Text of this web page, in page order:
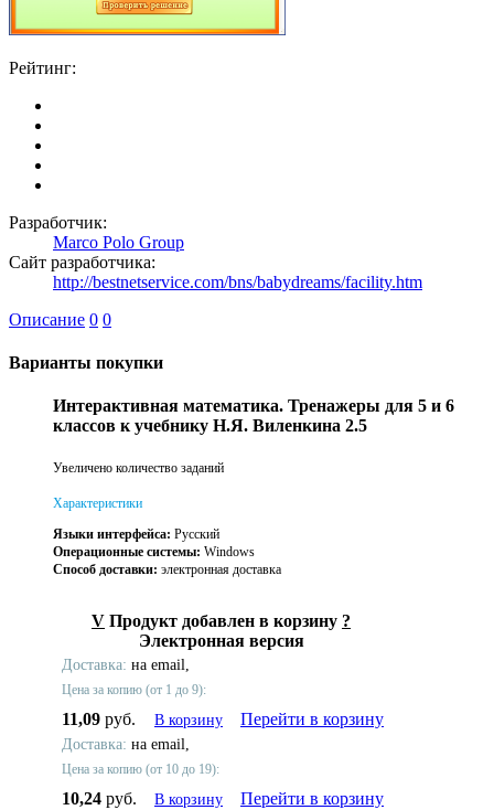
Рейтинг:
Разработчик:
Marco Polo Group
Сайт разработчика:
http://bestnetservice.com/bns/babydreams/facility.htm
Описание 0 0
Варианты покупки
Интерактивная математика. Тренажеры для 5 и 6
классов к учебнику Н.Я. Виленкина 2.5
Увеличено количество заданий
Характеристики
Языки интерфейса: Русский
Операционные системы: Windows
Способ доставки: электронная доставка
V Продукт добавлен в корзину ?
Электронная версия
Доставка: на email,
Цена за копию (от 1 до 9):
11,09 руб. В корзину Перейти в корзину
Доставка: на email,
Цена за копию (от 10 до 19):
10,24 руб. В корзину Перейти в корзину